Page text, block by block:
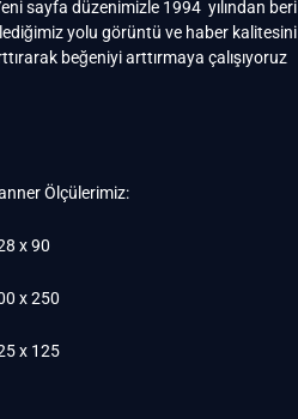
sayfa düzenimizle 1994 yılından beri
yolu görüntü ve haber kalitesini
beğeniyi arttırmaya çalışıyoruz
Ölçülerimiz:
x 90
x 250
x 125